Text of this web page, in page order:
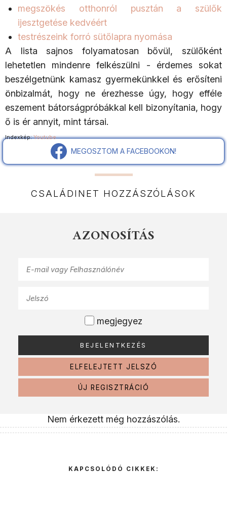
megszökés otthonról pusztán a szülők
ijesztgetése kedvéért
testrészeink forró sütőlapra nyomása
A lista sajnos folyamatosan bővül, szülőként
lehetetlen mindenre felkészülni - érdemes sokat
beszélgetnünk kamasz gyermekünkkel és erősíteni
önbizalmát, hogy ne érezhesse úgy, hogy efféle
eszement bátorságpróbákkal kell bizonyítania, hogy
ő is ér annyit, mint társai.
Indexkép:Youtube
MEGOSZTOM A FACEBOOKON!
CSALÁDINET HOZZÁSZÓLÁSOK
AZONOSÍTÁS
megjegyez
ELFELEJTETT JELSZÓ
ÚJ REGISZTRÁCIÓ
Nem érkezett még hozzászólás.
KAPCSOLÓDÓ CIKKEK: